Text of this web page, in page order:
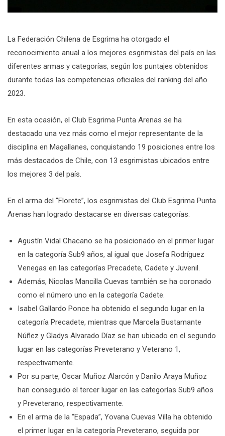
La Federación Chilena de Esgrima ha otorgado el
reconocimiento anual a los mejores esgrimistas del país en las
diferentes armas y categorías, según los puntajes obtenidos
durante todas las competencias oficiales del ranking del año
2023.
En esta ocasión, el Club Esgrima Punta Arenas se ha
destacado una vez más como el mejor representante de la
disciplina en Magallanes, conquistando 19 posiciones entre los
más destacados de Chile, con 13 esgrimistas ubicados entre
los mejores 3 del país.
En el arma del “Florete”, los esgrimistas del Club Esgrima Punta
Arenas han logrado destacarse en diversas categorías.
Agustín Vidal Chacano se ha posicionado en el primer lugar
en la categoría Sub9 años, al igual que Josefa Rodríguez
Venegas en las categorías Precadete, Cadete y Juvenil.
Además, Nicolas Mancilla Cuevas también se ha coronado
como el número uno en la categoría Cadete.
Isabel Gallardo Ponce ha obtenido el segundo lugar en la
categoría Precadete, mientras que Marcela Bustamante
Núñez y Gladys Alvarado Díaz se han ubicado en el segundo
lugar en las categorías Preveterano y Veterano 1,
respectivamente.
Por su parte, Oscar Muñoz Alarcón y Danilo Araya Muñoz
han conseguido el tercer lugar en las categorías Sub9 años
y Preveterano, respectivamente.
En el arma de la “Espada”, Yovana Cuevas Villa ha obtenido
el primer lugar en la categoría Preveterano, seguida por